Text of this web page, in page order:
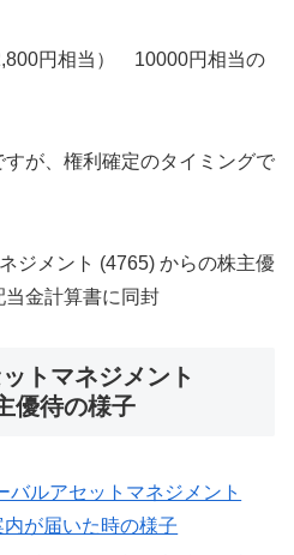
円相当） 10000円相当の
が、権利確定のタイミングで
ジメント (4765) からの株主優
金計算書に同封
トマネジメント
優待の様子
バルアセットマネジメント
が届いた時の様子